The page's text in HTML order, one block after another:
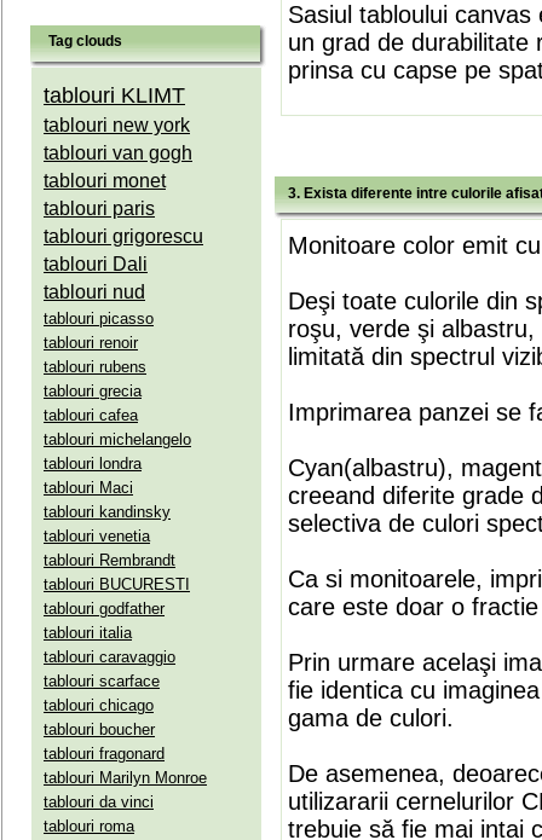
Tag clouds
tablouri KLIMT
tablouri new york
tablouri van gogh
tablouri monet
tablouri paris
tablouri grigorescu
tablouri Dali
tablouri nud
tablouri picasso
tablouri renoir
tablouri rubens
tablouri grecia
tablouri cafea
tablouri michelangelo
tablouri londra
tablouri Maci
tablouri kandinsky
tablouri venetia
tablouri Rembrandt
tablouri BUCURESTI
tablouri godfather
tablouri italia
tablouri caravaggio
tablouri scarface
tablouri chicago
tablouri boucher
tablouri fragonard
tablouri Marilyn Monroe
tablouri da vinci
tablouri roma
Sasiul tabloului
un grad de durabilitate
prinsa cu capse pe
3. Exista diferente intre culorile
Monitoare color emit
Deşi toate culorile din
roşu, verde şi
limitată din spectrul
Imprimarea panzei se
Cyan(albastru),
creeand diferite grade
selectiva de culori
Ca si monitoarele,
care este doar o
Prin urmare acelaşi
fie identica cu
gama de culori.
De asemenea,
utilizararii cernelurilor
trebuie să fie mai intai